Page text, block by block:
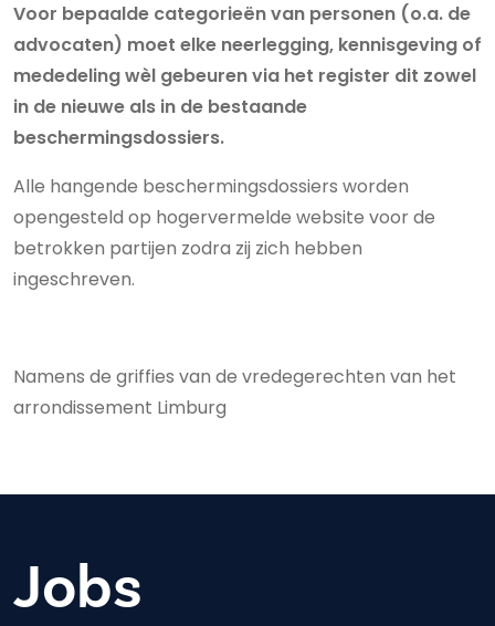
Voor bepaalde categorieën van personen (o.a. de
advocaten) moet elke neerlegging, kennisgeving of
mededeling wèl gebeuren via het register dit zowel
in de nieuwe als in de bestaande
beschermingsdossiers.
Alle hangende beschermingsdossiers worden
opengesteld op hogervermelde website voor de
betrokken partijen zodra zij zich hebben
ingeschreven.
Namens de griffies van de vredegerechten van het
arrondissement Limburg
Jobs